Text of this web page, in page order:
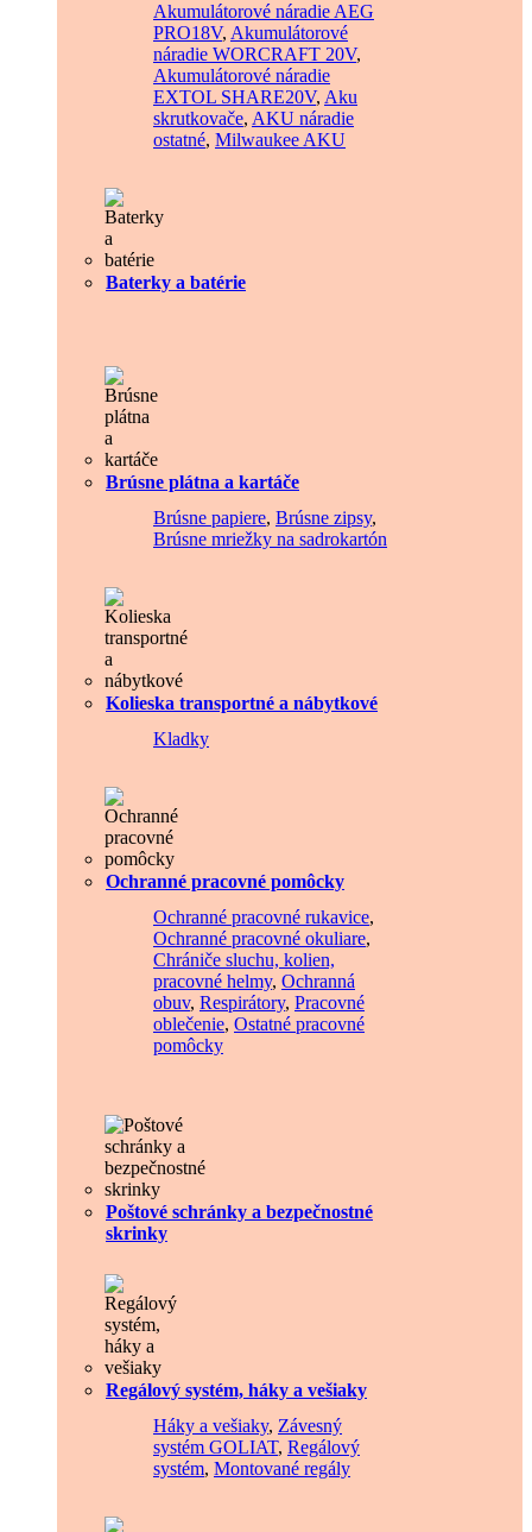
Akumulátorové náradie AEG
PRO18V, Akumulátorové
náradie WORCRAFT 20V,
Akumulátorové náradie
EXTOL SHARE20V, Aku
skrutkovače, AKU náradie
ostatné, Milwaukee AKU
Baterky a batérie
Brúsne plátna a kartáče
Brúsne papiere, Brúsne zipsy,
Brúsne mriežky na sadrokartón
Kolieska transportné a nábytkové
Kladky
Ochranné pracovné pomôcky
Ochranné pracovné rukavice,
Ochranné pracovné okuliare,
Chrániče sluchu, kolien,
pracovné helmy, Ochranná
obuv, Respirátory, Pracovné
oblečenie, Ostatné pracovné
pomôcky
Poštové schránky a bezpečnostné
skrinky
Regálový systém, háky a vešiaky
Háky a vešiaky, Závesný
systém GOLIAT, Regálový
systém, Montované regály